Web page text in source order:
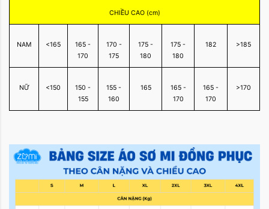
CHIỀU CAO (cm)
NAM <165
165 -
170
170 -
175
175 -
180
175 -
180
182 >185
NỮ <150
150 -
155
155 -
160
165
165 -
170
165 -
170
>170